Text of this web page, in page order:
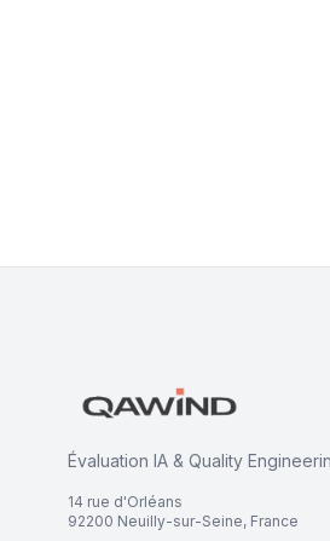
Évaluation IA & Quality
14 rue d'Orléans
92200 Neuilly-sur-Seine, France